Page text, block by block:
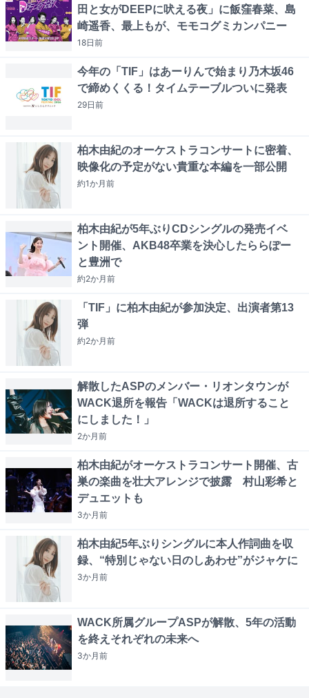
田と女がDEEPに吠える夜」に飯窪春菜、島
崎遥香、最上もが、モモコグミカンパニー
18日前
今年の「TIF」はあーりんで始まり乃木坂46
で締めくくる！タイムテーブルついに発表
29日前
柏木由紀のオーケストラコンサートに密着、
映像化の予定がない貴重な本編を一部公開
約1か月前
柏木由紀が5年ぶりCDシングルの発売イベ
ント開催、AKB48卒業を決心したららぽー
と豊洲で
約2か月前
「TIF」に柏木由紀が参加決定、出演者第13
弾
約2か月前
解散したASPのメンバー・リオンタウンが
WACK退所を報告「WACKは退所すること
にしました！」
2か月前
柏木由紀がオーケストラコンサート開催、古
巣の楽曲を壮大アレンジで披露 村山彩希と
デュエットも
3か月前
柏木由紀5年ぶりシングルに本人作詞曲を収
録、“特別じゃない日のしあわせ”がジャケに
3か月前
WACK所属グループASPが解散、5年の活動
を終えそれぞれの未来へ
3か月前